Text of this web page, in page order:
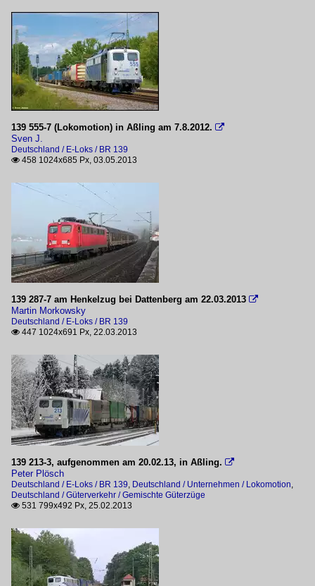
139 555-7 (Lokomotion) in Aßling am 7.8.2012. 
Sven J.
Deutschland / E-Loks / BR 139
 458 1024x685 Px, 03.05.2013
139 287-7 am Henkelzug bei Dattenberg am 22.03.2013 
Martin Morkowsky
Deutschland / E-Loks / BR 139
 447 1024x691 Px, 22.03.2013
139 213-3, aufgenommen am 20.02.13, in Aßling. 
Peter Plösch
Deutschland / E-Loks / BR 139, Deutschland / Unternehmen / Lokomotion,
Deutschland / Güterverkehr / Gemischte Güterzüge
 531 799x492 Px, 25.02.2013